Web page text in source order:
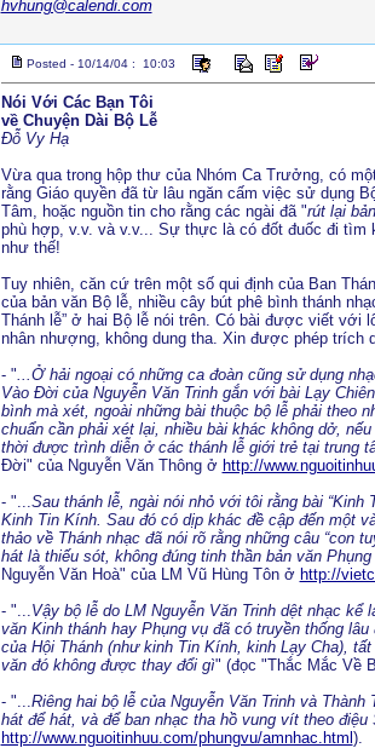
hvhung@calendi.com
Posted - 10/14/04 : 10:03
Nói Với Các Bạn Tôi
về Chuyện Dài Bộ Lễ
Đỗ Vy Hạ
Vừa qua trong hộp thư của Nhóm Ca Trưởng, có
rằng Giáo quyền đã từ lâu ngăn cấm việc sử dụng
Tâm, hoặc nguồn tin cho rằng các ngài đã "rút lại
phù hợp, v.v. và v.v... Sự thực là có đốt đuốc đi
như thế!
Tuy nhiên, căn cứ trên một số qui định của Ban
của bản văn Bộ lễ, nhiều cây bút phê bình thánh
Thánh lễ” ở hai Bộ lễ nói trên. Có bài được viết với
nhân nhượng, không dung tha. Xin được phép trích
- "...Ở hải ngoại có những ca đoàn cũng sử dụng
Vào Đời của Nguyễn Văn Trinh gắn với bài Lạy
bình mà xét, ngoài những bài thuộc bộ lễ phải theo
chuẩn cần phải xét lại, nhiều bài khác không dở,
thời được trình diễn ở các thánh lễ giới trẻ tại trung
Đời" của Nguyễn Văn Thông ở http://
- "...Sau thánh lễ, ngài nói nhỏ với tôi rằng bài
Kinh Tin Kính. Sau đó có dịp khác đề cập đến một
thảo về Thánh nhạc đã nói rõ rằng những câu “con
hát là thiếu sót, không đúng tinh thần bản văn
Nguyễn Văn Hoà" của LM Vũ Hùng Tôn ở http://
- "...Vậy bộ lễ do LM Nguyễn Văn Trinh dệt nhạc
văn Kinh thánh hay Phụng vụ đã có truyền thống
của Hội Thánh (như kinh Tin Kính, kinh Lạy Cha),
văn đó không được thay đổi gì" (đọc "Thắc Mắc Về
- "...Riêng hai bộ lễ của Nguyễn Văn Trinh và
hát để hát, và để ban nhạc tha hồ vung vít theo điệu
http://www.nguoitinhuu.com/phungvu/amnhac.html ).